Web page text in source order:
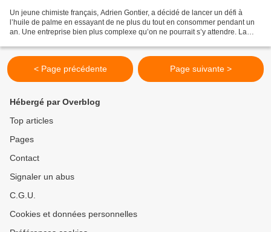
Un jeune chimiste français, Adrien Gontier, a décidé de lancer un défi à
l’huile de palme en essayant de ne plus du tout en consommer pendant un
an. Une entreprise bien plus complexe qu’on ne pourrait s’y attendre. La
< Page précédente Page suivante >
Hébergé par Overblog
Top articles
Pages
Contact
Signaler un abus
C.G.U.
Cookies et données personnelles